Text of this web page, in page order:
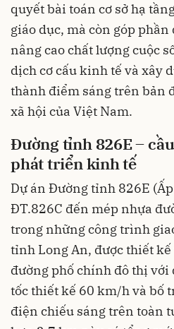
quyết bài toán cơ sở hạ
giáo dục, mà còn góp
nâng cao chất lượng cuộc
dịch cơ cấu kinh tế và xây
thành điểm sáng trên bản
xã hội của Việt Nam.
Đường tỉnh 826E –
phát triển kinh tế
Dự án Đường tỉnh 826E
ĐT.826C đến mép nhựa
trong những công trình
tỉnh Long An, được thiết
đường phố chính đô thị với
tốc thiết kế 60 km/h và bố
điện chiếu sáng trên toàn